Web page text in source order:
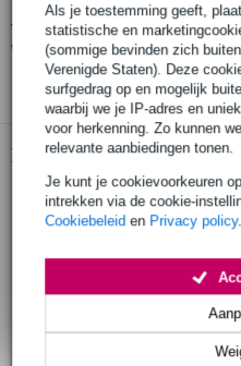
Als je toestemming geeft,
statistische en
(sommige bevinden zich
Verenigde Staten). Deze
surfgedrag op en mogelijk
waarbij we je IP-adres en
voor herkenning. Zo kunnen
relevante aanbiedingen tonen.
Je kunt je cookievoorkeuren
intrekken via de cookie-
Cookiebeleid en Privacy policy.
Twijfel je of deRycote
windscherm 18 cmbij je
Productinformatie
windshield / windscherm voor
veel gebruikt voor langere
onder andere de AKG C 568
Azden SG(M)-1X, de
716, MC 726, MCE 86 N (C)
C850E, de DPA 4017, de JVC
Sanken CS 3, de Sennheiser
ME 80 K3U, de Sony ECM